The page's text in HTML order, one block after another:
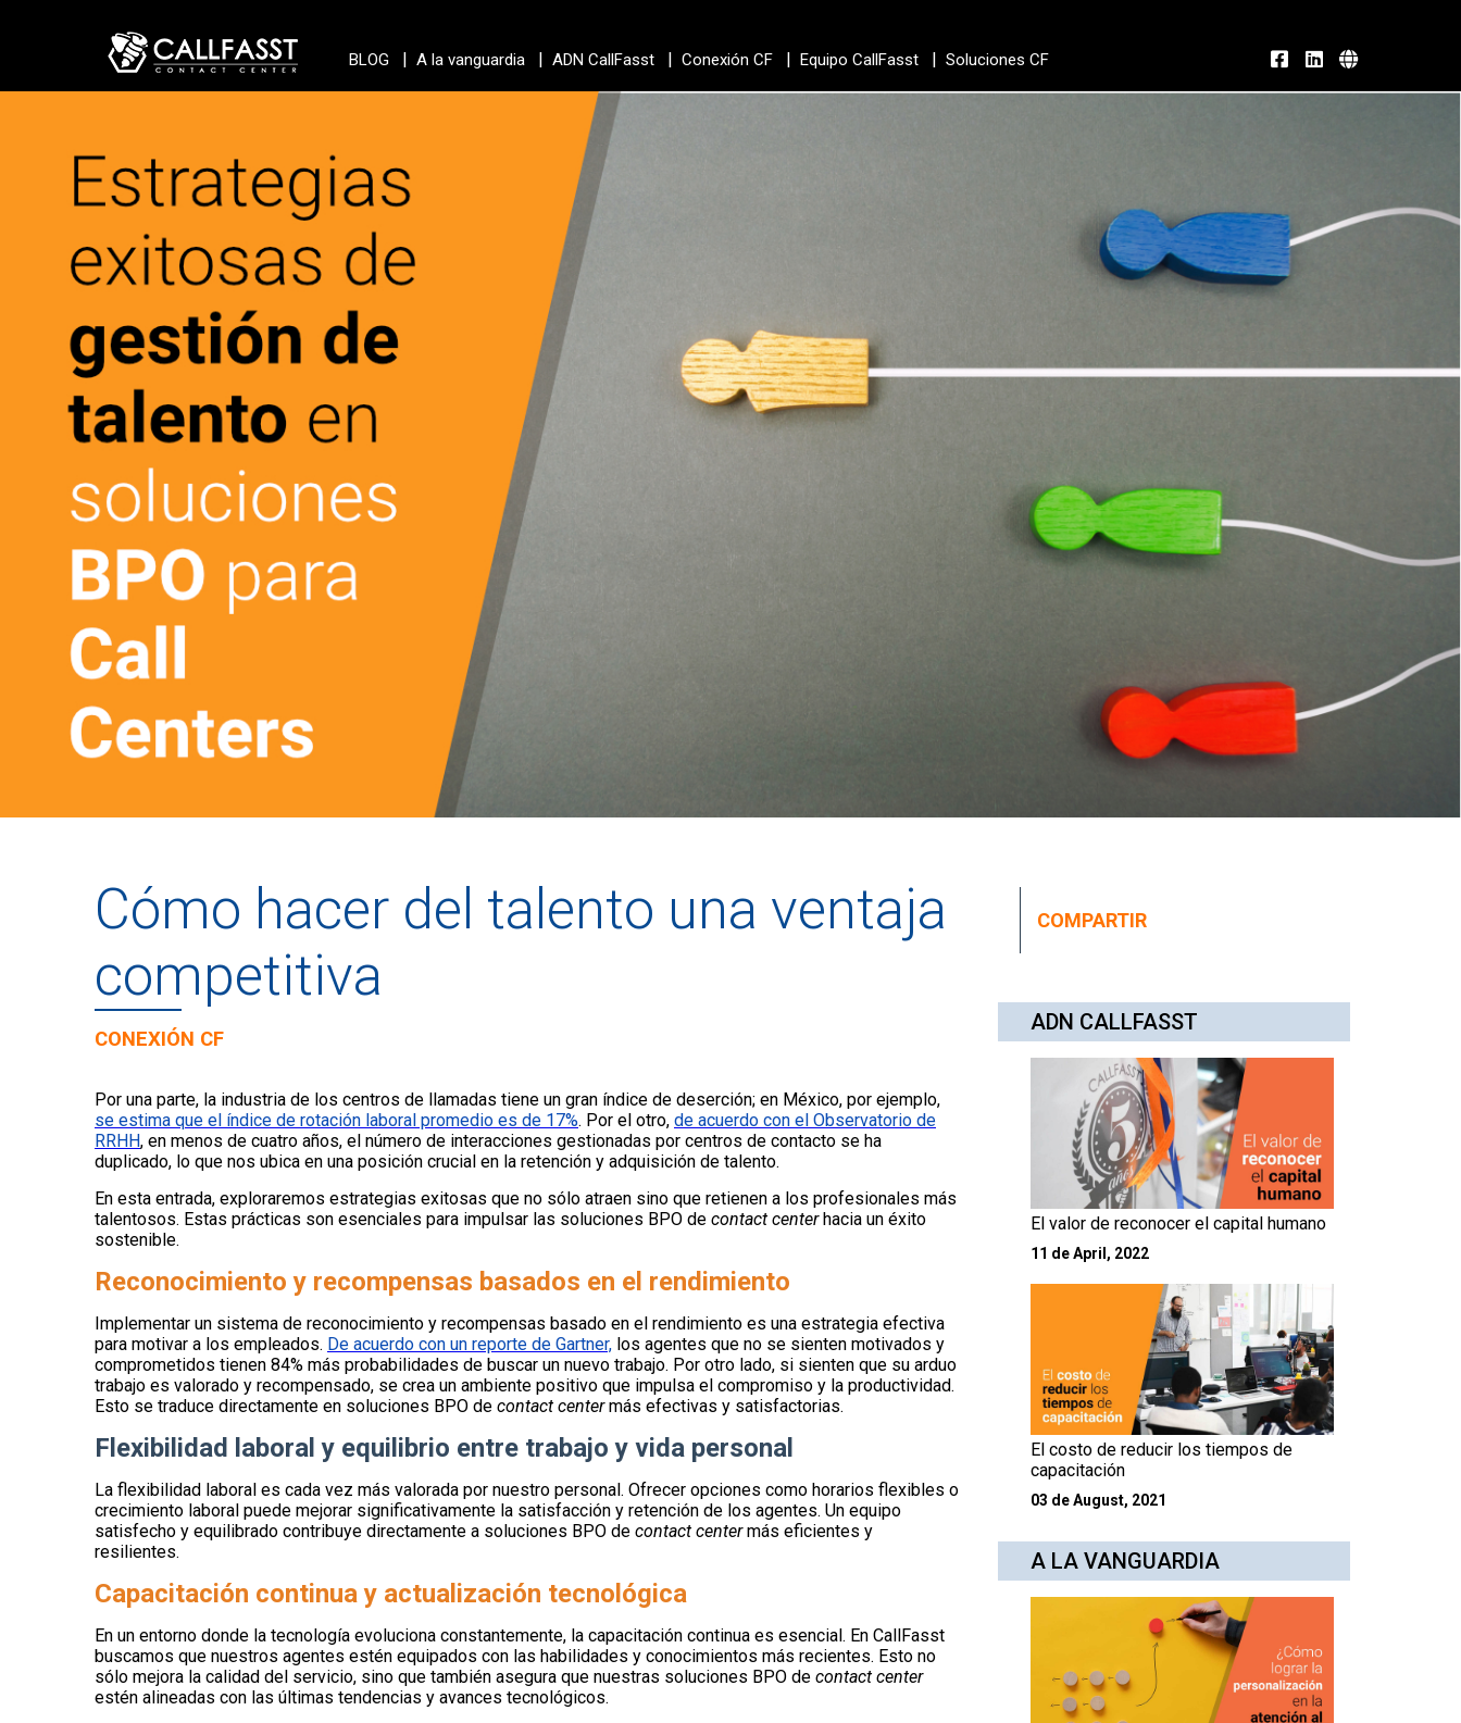
BLOG | A la vanguardia | ADN CallFasst | Conexión CF | Equipo CallFasst | Soluciones CF
Cómo hacer del talento una ventaja
competitiva
CONEXIÓN CF
Por una parte, la industria de los centros de llamadas tiene un gran índice de deserción; en México, por ejemplo,
se estima que el índice de rotación laboral promedio es de 17%. Por el otro, de acuerdo con el Observatorio de
RRHH, en menos de cuatro años, el número de interacciones gestionadas por centros de contacto se ha
duplicado, lo que nos ubica en una posición crucial en la retención y adquisición de talento.
En esta entrada, exploraremos estrategias exitosas que no sólo atraen sino que retienen a los profesionales más
talentosos. Estas prácticas son esenciales para impulsar las soluciones BPO de contact center hacia un éxito
sostenible.
Reconocimiento y recompensas basados en el rendimiento
Implementar un sistema de reconocimiento y recompensas basado en el rendimiento es una estrategia efectiva
para motivar a los empleados. De acuerdo con un reporte de Gartner, los agentes que no se sienten motivados y
comprometidos tienen 84% más probabilidades de buscar un nuevo trabajo. Por otro lado, si sienten que su arduo
trabajo es valorado y recompensado, se crea un ambiente positivo que impulsa el compromiso y la productividad.
Esto se traduce directamente en soluciones BPO de contact centermás efectivas y satisfactorias.
Flexibilidad laboral y equilibrio entre trabajo y vida personal
La flexibilidad laboral es cada vez más valorada por nuestro personal. Ofrecer opciones como horarios flexibles o
crecimiento laboral puede mejorar significativamente la satisfacción y retención de los agentes. Un equipo
satisfecho y equilibrado contribuye directamente a soluciones BPO de contact centermás eficientes y
resilientes.
Capacitación continua y actualización tecnológica
En un entorno donde la tecnología evoluciona constantemente, la capacitación continua es esencial. En CallFasst
buscamos que nuestros agentes estén equipados con las habilidades y conocimientos más recientes. Esto no
sólo mejora la calidad del servicio, sino que también asegura que nuestras soluciones BPO de contact center
estén alineadas con las últimas tendencias y avances tecnológicos.
COMPARTIR
ADN CALLFASST
El valor de reconocer el capital humano
11 de April, 2022
El costo de reducir los tiempos de
capacitación
03 de August, 2021
A LA VANGUARDIA